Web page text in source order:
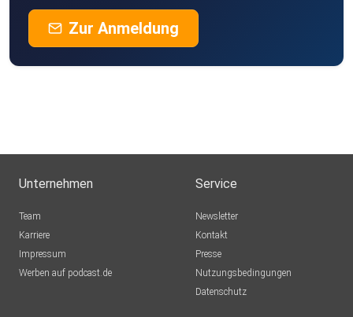
Grahe
Bad Doberan
ey7pkymk
Juergen55
Berlin
Zur Anmeldung
Unternehmen
Team
Karriere
Impressum
Werben auf podcast.de
Service
Newsletter
Kontakt
Presse
Nutzungsbedingungen
Datenschutz